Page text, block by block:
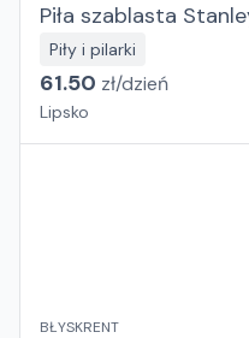
Piła szablasta
Piły i pilarki
61.50 zł/dzień
Lipsko
BŁYSKRENT